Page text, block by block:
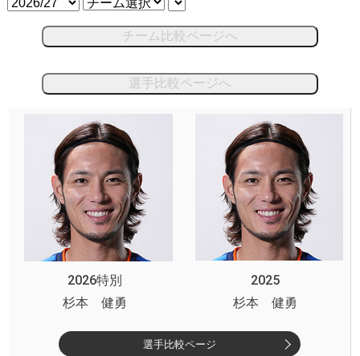
チーム比較ページへ
選手比較ページへ
2026特別
2025
杉本 健勇
杉本 健勇
選手比較ページ